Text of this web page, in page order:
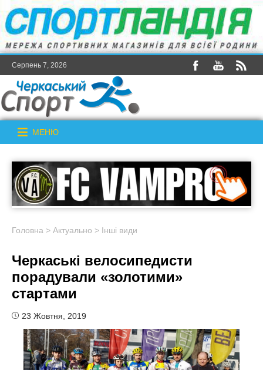
Серпень 7, 2026
МЕНЮ
Головна > Актуально > Інші види
Черкаські велосипедисти
порадували «золотими»
стартами
23 Жовтня, 2019